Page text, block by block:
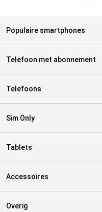
Populaire smartphones
Telefoon met abonnement
Telefoons
Sim Only
Tablets
Accessoires
Overig